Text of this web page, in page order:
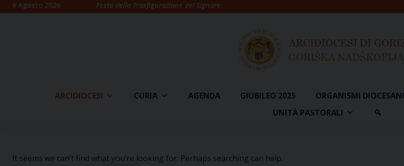
Skip6 Agosto 2026 Festa della Trasfigurazione del Signore
ARCIDIOCESI CURIA AGENDA GIUBILEO 2025 ORGANISMI DIOCESANI
UNITÀ PASTORALI
It seems we can’t find what you’re looking for. Perhaps searching can help.